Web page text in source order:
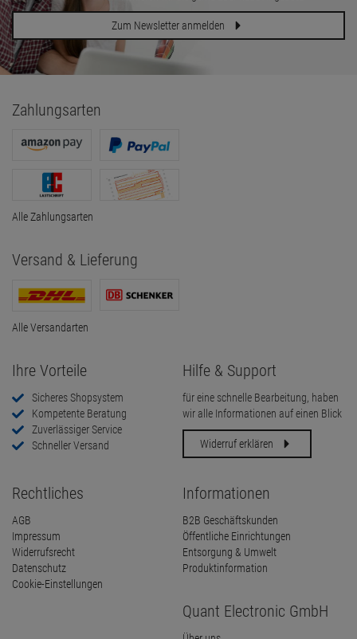
Zum Newsletter anmelden
Zahlungsarten
Alle Zahlungsarten
Versand & Lieferung
Alle Versandarten
Ihre Vorteile
Sicheres Shopsystem
Kompetente Beratung
Zuverlässiger Service
Schneller Versand
Hilfe & Support
für eine schnelle Bearbeitung, haben
wir alle Informationen auf einen Blick
Widerruf erklären
Rechtliches
AGB
Impressum
Widerrufsrecht
Datenschutz
Cookie-Einstellungen
Informationen
B2B Geschäftskunden
Öffentliche Einrichtungen
Entsorgung & Umwelt
Produktinformation
Quant Electronic GmbH